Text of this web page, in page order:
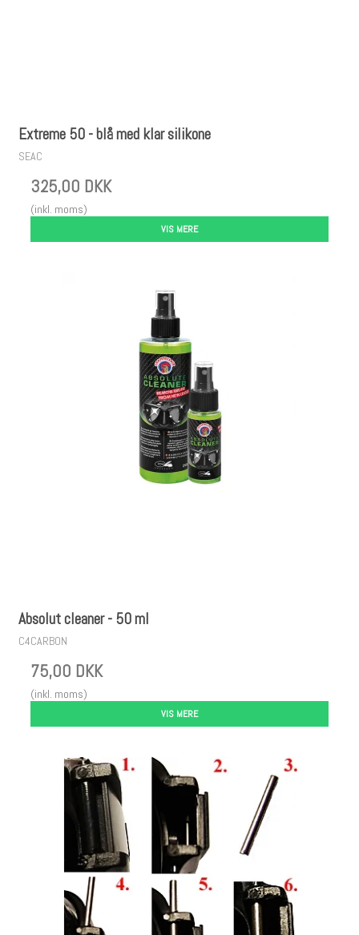
Extreme 50 - blå med klar silikone
SEAC
325,00 DKK
(inkl. moms)
VIS MERE
Absolut cleaner - 50 ml
C4CARBON
75,00 DKK
(inkl. moms)
VIS MERE